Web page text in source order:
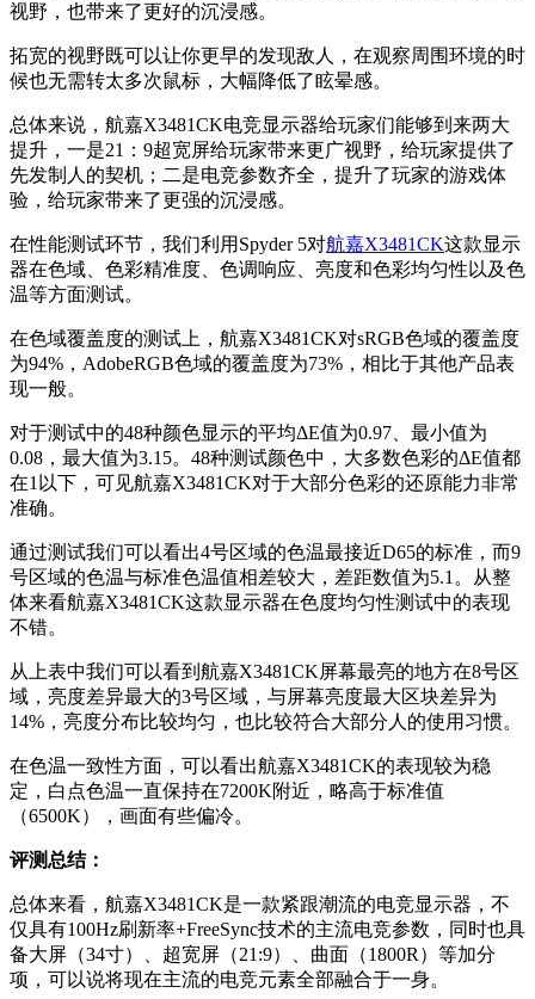
视野，也带来了更好的沉浸感。
拓宽的视野既可以让你更早的发现敌人，在观察周围环境的时
候也无需转太多次鼠标，大幅降低了眩晕感。
总体来说，航嘉X3481CK电竞显示器给玩家们能够到来两大
提升，一是21：9超宽屏给玩家带来更广视野，给玩家提供了
先发制人的契机；二是电竞参数齐全，提升了玩家的游戏体
验，给玩家带来了更强的沉浸感。
在性能测试环节，我们利用Spyder 5对航嘉X3481CK这款显示
器在色域、色彩精准度 、色调响应、亮度和色彩均匀性以及色
温等方面测试。
在色域覆盖度的测试上， 航嘉X3481CK对sRGB色域的覆盖度
为94%，AdobeRGB色域的覆盖度为73%，相比于其他产品表
现一般。
对于测试中的48种颜色显示的平均ΔE值为0.97、最小值为
0.08，最大值为3.15。48种测试颜色中，大多数色彩的ΔE值都
在1以下，可见航嘉X3481CK对于大部分色彩的还原能力非常
准确。
通过测试我们可以看出4号区域的色温最接近D65的标准，而9
号区域的色温与标准色温值相差较大，差距数值为5.1。从整
体来看航嘉X3481CK这款显示器在色度均匀性测试中的表现
不错。
从上表中我们可以看到 航嘉X3481CK屏幕最亮的地方在8号区
域，亮度差异最大的3号区域，与屏幕亮度最大区块差异为
14%，亮度分布比较均匀，也比较符合大部分人的使用习惯。
在色温一致性方面，可以看出航嘉X3481CK的表现较为稳
定，白点色温一直保持在7200K附近，略高于标准值
（6500K），画面有些偏冷。
评测总结：
总体来看， 航嘉X3481CK是一款紧跟潮流的电竞显示器，不
仅具有100Hz刷新率+FreeSync技术的主流电竞参数，同时也具
备大屏（34寸）、超宽屏（21:9）、曲面（1800R）等加分
项，可以说将现在主流的电竞元素全部融合于一身。